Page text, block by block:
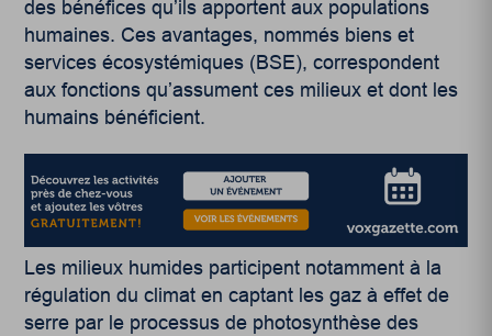
des bénéfices qu’ils apportent aux populations
humaines. Ces avantages, nommés biens et
services écosystémiques (BSE), correspondent
aux fonctions qu’assument ces milieux et dont les
humains bénéficient.
Les milieux humides participent notamment à la
régulation du climat en captant les gaz à effet de
serre par le processus de photosynthèse des